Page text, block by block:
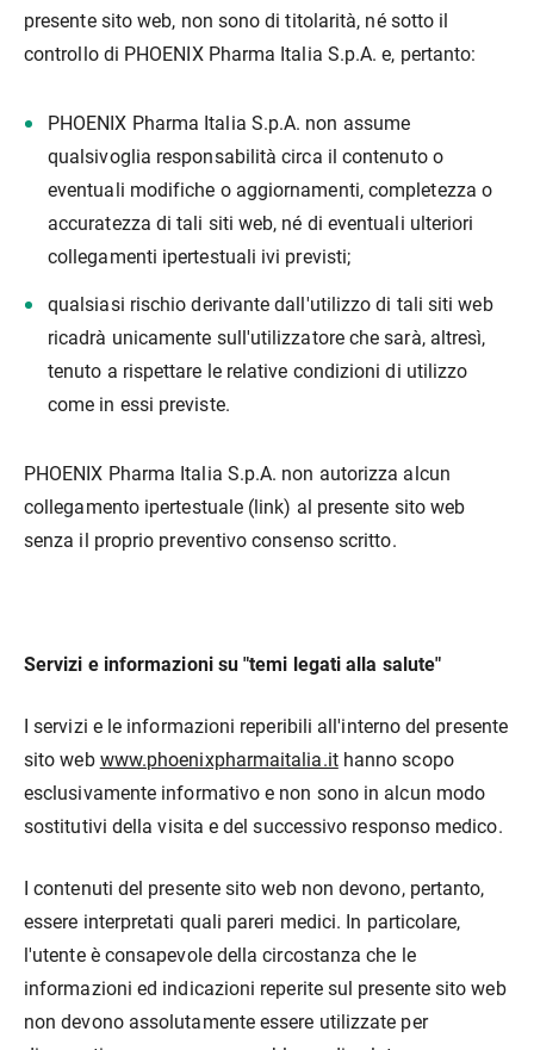
presente sito web, non sono di titolarità, né sotto il
controllo di PHOENIX Pharma Italia S.p.A. e, pertanto:
PHOENIX Pharma Italia S.p.A. non assume
qualsivoglia responsabilità circa il contenuto o
eventuali modifiche o aggiornamenti, completezza o
accuratezza di tali siti web, né di eventuali ulteriori
collegamenti ipertestuali ivi previsti;
qualsiasi rischio derivante dall'utilizzo di tali siti web
ricadrà unicamente sull'utilizzatore che sarà, altresì,
tenuto a rispettare le relative condizioni di utilizzo
come in essi previste.
PHOENIX Pharma Italia S.p.A. non autorizza alcun
collegamento ipertestuale (link) al presente sito web
senza il proprio preventivo consenso scritto.
Servizi e informazioni su "temi legati alla salute"
I servizi e le informazioni reperibili all'interno del presente
sito web www.phoenixpharmaitalia.ithanno scopo
esclusivamente informativo e non sono in alcun modo
sostitutivi della visita e del successivo responso medico.
I contenuti del presente sito web non devono, pertanto,
essere interpretati quali pareri medici. In particolare,
l'utente è consapevole della circostanza che le
informazioni ed indicazioni reperite sul presente sito web
non devono assolutamente essere utilizzate per